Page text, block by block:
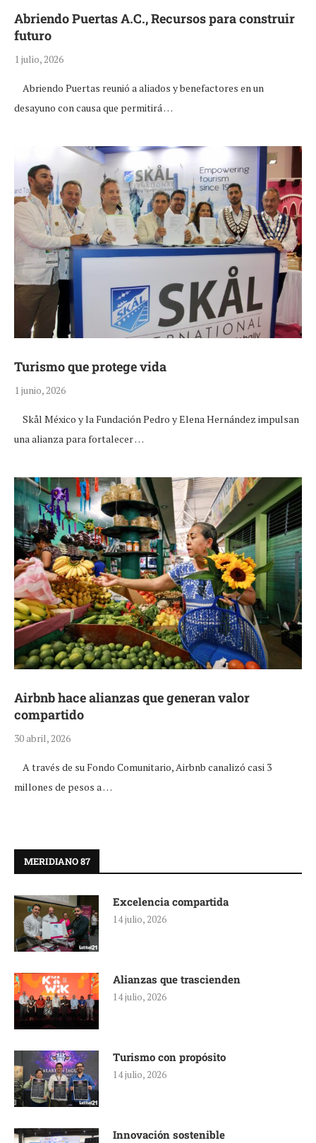
Abriendo Puertas A.C., Recursos para construir
futuro
1 julio, 2026
Abriendo Puertas reunió a aliados y benefactores en un
desayuno con causa que permitirá …
Turismo que protege vida
1 junio, 2026
Skål México y la Fundación Pedro y Elena Hernández impulsan
una alianza para fortalecer …
Airbnb hace alianzas que generan valor
compartido
30 abril, 2026
A través de su Fondo Comunitario, Airbnb canalizó casi 3
millones de pesos a …
MERIDIANO 87
Excelencia compartida
14 julio, 2026
Alianzas que trascienden
14 julio, 2026
Turismo con propósito
14 julio, 2026
Innovación sostenible